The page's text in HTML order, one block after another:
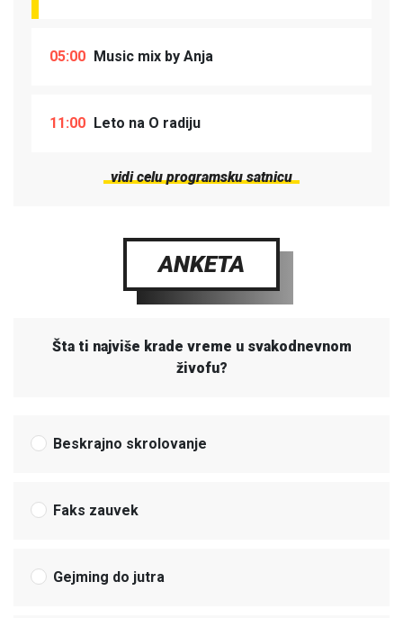
05:00 Music mix by Anja
11:00 Leto na O radiju
vidi celu programsku satnicu
ANKETA
Šta ti najviše krade vreme u svakodnevnom
živofu?
Beskrajno skrolovanje
Faks zauvek
Gejming do jutra